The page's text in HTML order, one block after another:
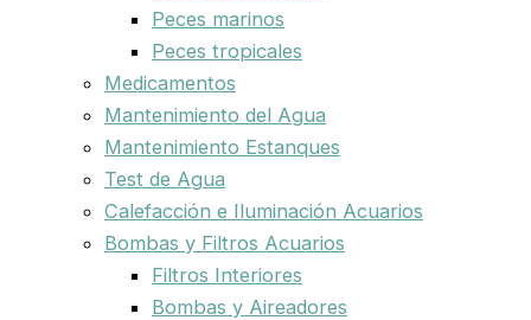
Peces marinos
Peces tropicales
Medicamentos
Mantenimiento del Agua
Mantenimiento Estanques
Test de Agua
Calefacción e Iluminación Acuarios
Bombas y Filtros Acuarios
Filtros Interiores
Bombas y Aireadores